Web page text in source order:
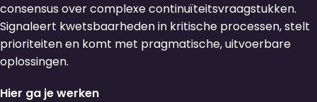
consensus over complexe continuïteitsvraagstukken.
Signaleert kwetsbaarheden in kritische processen, stelt
prioriteiten en komt met pragmatische, uitvoerbare
oplossingen.
Hier ga je werken